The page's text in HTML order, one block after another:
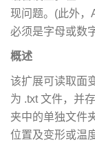
现问题。(此外，
必须是字母或数
概述
该扩展可读取面
为 .txt 文件，并
夹中的单独文件
位置及变形或温